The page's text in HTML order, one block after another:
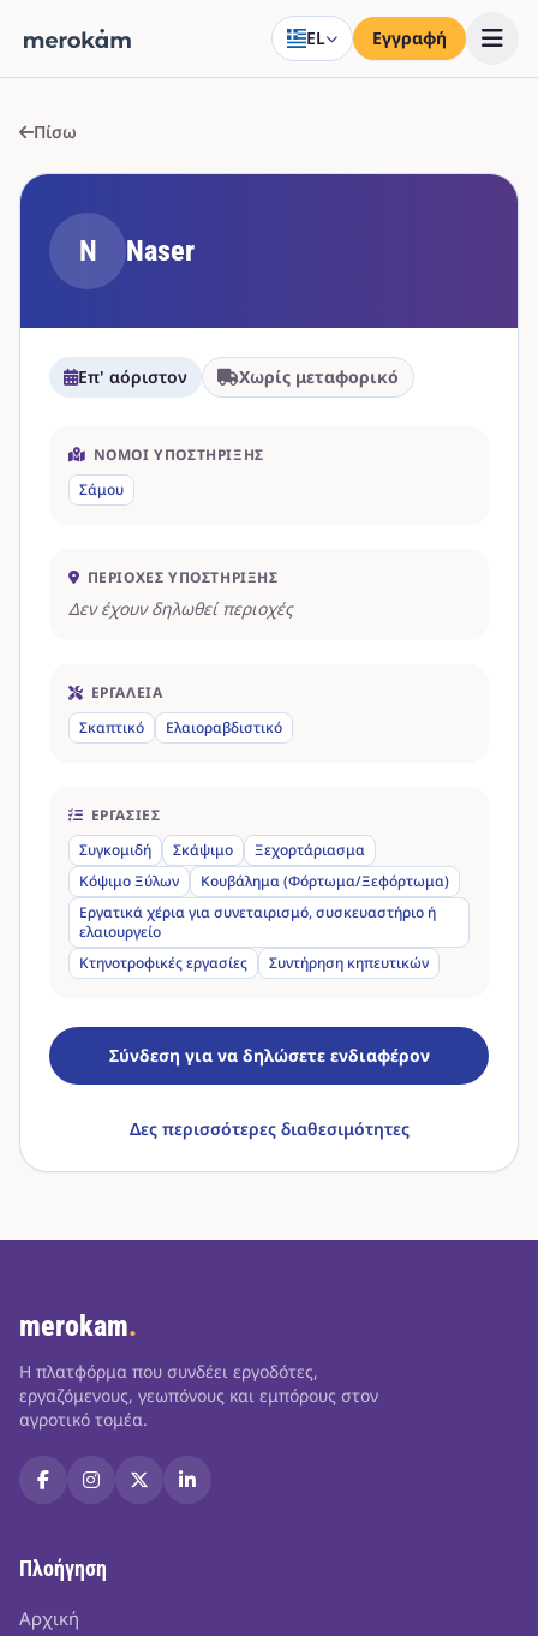
EL Εγγραφή
Πίσω
N Naser
Επ' αόριστον Χωρίς μεταφορικό
ΝΟΜΟΊ ΥΠΟΣΤΉΡΙΞΗΣ
Σάμου
ΠΕΡΙΟΧΈΣ ΥΠΟΣΤΉΡΙΞΗΣ
Δεν έχουν δηλωθεί περιοχές
ΕΡΓΑΛΕΊΑ
Σκαπτικό
Ελαιοραβδιστικό
ΕΡΓΑΣΊΕΣ
Συγκομιδή
Σκάψιμο
Ξεχορτάριασμα
Κόψιμο Ξύλων
Κουβάλημα (Φόρτωμα/Ξεφόρτωμα)
Εργατικά χέρια για συνεταιρισμό, συσκευαστήριο ή
ελαιουργείο
Κτηνοτροφικές εργασίες
Συντήρηση κηπευτικών
Σύνδεση για να δηλώσετε ενδιαφέρον
Δες περισσότερες διαθεσιμότητες
merokam.
Η πλατφόρμα που συνδέει εργοδότες,
εργαζόμενους, γεωπόνους και εμπόρους στον
αγροτικό τομέα.
Πλοήγηση
Αρχική